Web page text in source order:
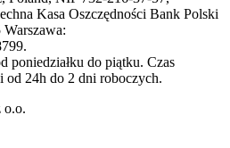
Kasa Oszczędności Bank Polski
poniedziałku do piątku. Czas
od 24h do 2 dni roboczych.
o.o.